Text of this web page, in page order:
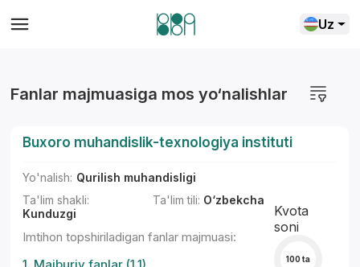
Uz
Fanlar majmuasiga mos yo‘nalishlar
Buxoro muhandislik-texnologiya instituti
Yo'nalish: Qurilish muhandisligi
Ta'lim shakli:
Kunduzgi
Ta'lim tili: O‘zbekcha
Imtihon topshiriladigan fanlar majmuasi:
Kvota
soni
100 ta